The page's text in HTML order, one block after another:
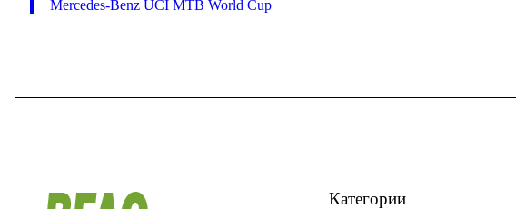
Mercedes-Benz UCI MTB World Cup
Категории